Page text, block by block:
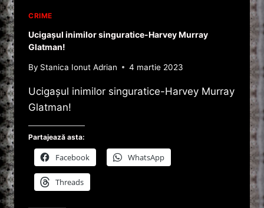
CRIME
Ucigașul inimilor singuratice-Harvey Murray
Glatman!
By Stanica Ionut Adrian 4 martie 2023
Ucigașul inimilor singuratice-Harvey Murray
Glatman!
Partajează asta:
Facebook WhatsApp
Threads